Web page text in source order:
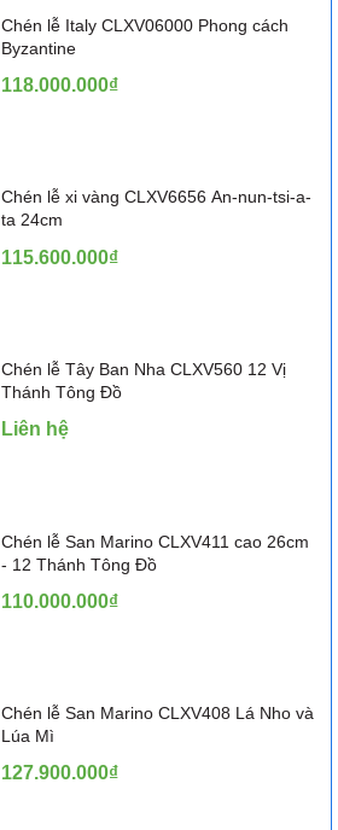
Chén lễ Italy CLXV06000 Phong cách
Byzantine
118.000.000₫
Chén lễ xi vàng CLXV6656 An-nun-tsi-a-
ta 24cm
115.600.000₫
Chén lễ Tây Ban Nha CLXV560 12 Vị
Thánh Tông Đồ
Liên hệ
Chén lễ San Marino CLXV411 cao 26cm
- 12 Thánh Tông Đồ
110.000.000₫
Chén lễ San Marino CLXV408 Lá Nho và
Lúa Mì
127.900.000₫